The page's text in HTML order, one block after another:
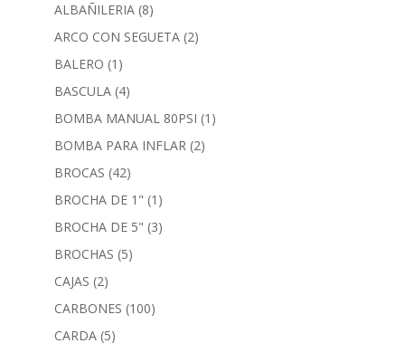
ALBAÑILERIA (8)
ARCO CON SEGUETA (2)
BALERO (1)
BASCULA (4)
BOMBA MANUAL 80PSI (1)
BOMBA PARA INFLAR (2)
BROCAS (42)
BROCHA DE 1" (1)
BROCHA DE 5" (3)
BROCHAS (5)
CAJAS (2)
CARBONES (100)
CARDA (5)